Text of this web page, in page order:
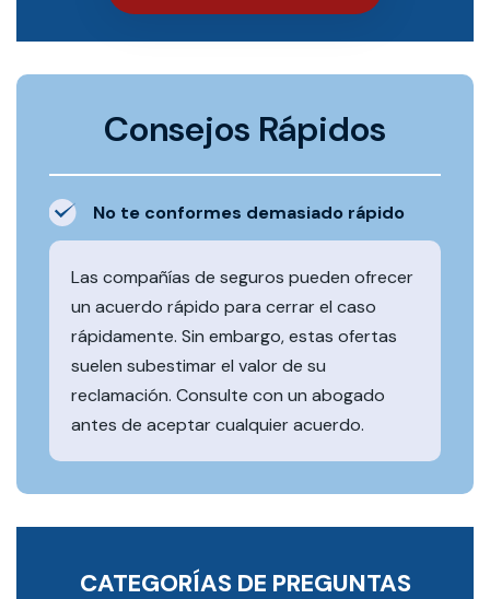
Consejos Rápidos
No te conformes demasiado rápido
Las compañías de seguros pueden ofrecer
un acuerdo rápido para cerrar el caso
rápidamente. Sin embargo, estas ofertas
suelen subestimar el valor de su
reclamación. Consulte con un abogado
antes de aceptar cualquier acuerdo.
CATEGORÍAS DE PREGUNTAS